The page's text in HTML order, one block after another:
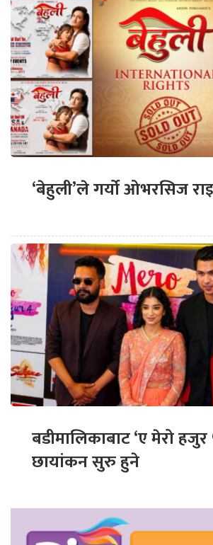
‘बेहुली’ले गर्यो ओभरसिज
बडीमालिकाबाट ‘ए मेरो हजुर
छायांकन सुरु हुने